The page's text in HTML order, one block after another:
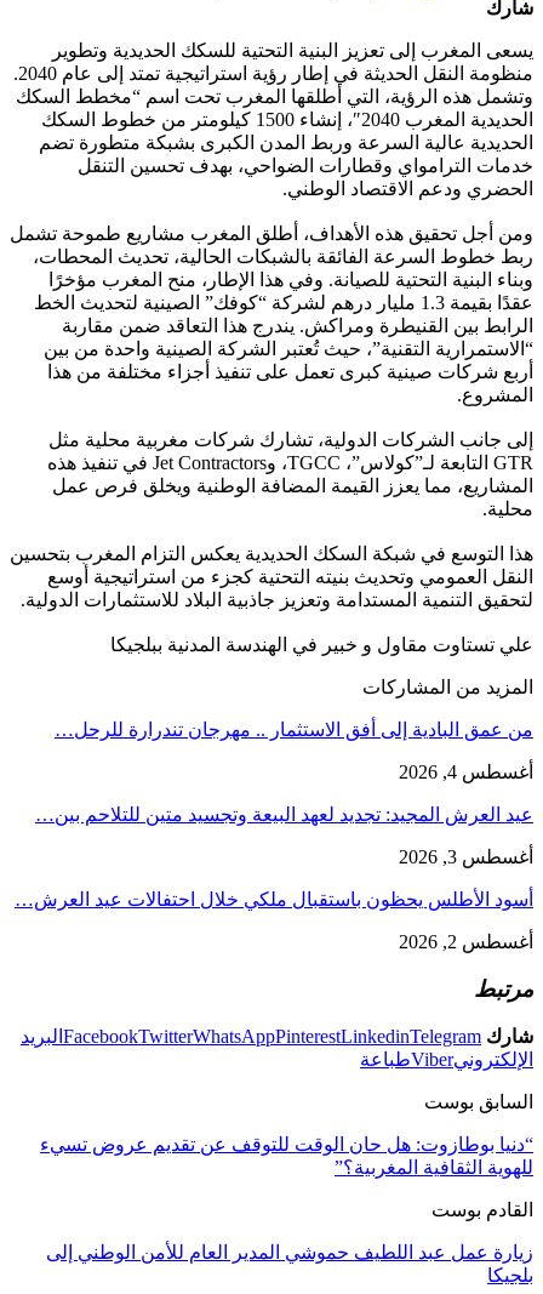
شارك
يسعى المغرب إلى تعزيز البنية التحتية للسكك الحديدية وتطوير
منظومة النقل الحديثة في إطار رؤية استراتيجية تمتد إلى عام 2040.
وتشمل هذه الرؤية، التي أطلقها المغرب تحت اسم “مخطط السكك
الحديدية المغرب 2040″، إنشاء 1500 كيلومتر من خطوط السكك
الحديدية عالية السرعة وربط المدن الكبرى بشبكة متطورة تضم
خدمات الترامواي وقطارات الضواحي، بهدف تحسين التنقل
الحضري ودعم الاقتصاد الوطني.
ومن أجل تحقيق هذه الأهداف، أطلق المغرب مشاريع طموحة تشمل
ربط خطوط السرعة الفائقة بالشبكات الحالية، تحديث المحطات،
وبناء البنية التحتية للصيانة. وفي هذا الإطار، منح المغرب مؤخرًا
عقدًا بقيمة 1.3 مليار درهم لشركة “كوفك” الصينية لتحديث الخط
الرابط بين القنيطرة ومراكش. يندرج هذا التعاقد ضمن مقاربة
“الاستمرارية التقنية”، حيث تُعتبر الشركة الصينية واحدة من بين
أربع شركات صينية كبرى تعمل على تنفيذ أجزاء مختلفة من هذا
المشروع.
إلى جانب الشركات الدولية، تشارك شركات مغربية محلية مثل
GTR التابعة لـ”كولاس”، TGCC، وJet Contractors في تنفيذ هذه
المشاريع، مما يعزز القيمة المضافة الوطنية ويخلق فرص عمل
محلية.
هذا التوسع في شبكة السكك الحديدية يعكس التزام المغرب بتحسين
النقل العمومي وتحديث بنيته التحتية كجزء من استراتيجية أوسع
لتحقيق التنمية المستدامة وتعزيز جاذبية البلاد للاستثمارات الدولية.
علي تستاوت مقاول و خبير في الهندسة المدنية ببلجيكا
المزيد من المشاركات
من عمق البادية إلى أفق الاستثمار .. مهرجان تندرارة للرحل…
أغسطس 4, 2026
عيد العرش المجيد: تجديد لعهد البيعة وتجسيد متين للتلاحم بين…
أغسطس 3, 2026
أسود الأطلس يحظون باستقبال ملكي خلال احتفالات عيد العرش…
أغسطس 2, 2026
مرتبط
شارك FacebookTwitterWhatsAppPinterestLinkedinTelegram
البريد
الإلكترونيViberطباعة
السابق بوست
“دنيا بوطازوت: هل حان الوقت للتوقف عن تقديم عروض تسيء
للهوية الثقافية المغربية؟”
القادم بوست
زيارة عمل عبد اللطيف حموشي المدير العام للأمن الوطني إلى
بلجيكا